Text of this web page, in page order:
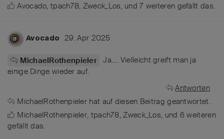
Avocado,tpach78, Zweck_Los, und7 weiteren gefällt das.
Avocado 29. Apr 2025
MichaelRothenpieler Ja…. Vielleicht greift man ja
einige Dinge wieder auf.
Antworten
MichaelRothenpieler hat auf diesen Beitrag geantwortet.
MichaelRothenpieler, tpach78,Zweck_Los, und 6 weiteren
gefällt das.